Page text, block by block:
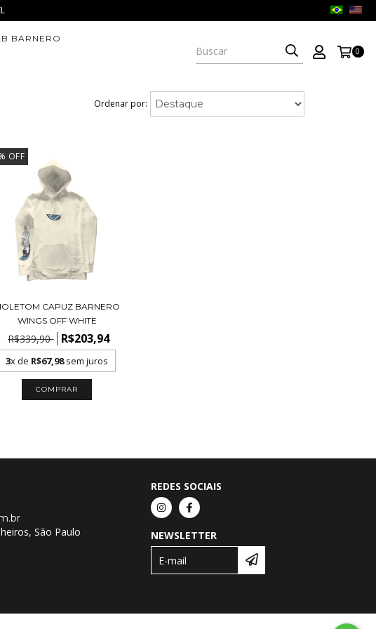
BARNERO
0
Ordenar por:
OFF
CAPUZ BARNERO
WINGS OFF WHITE
R$339,90 R$203,94
3x de R$67,98sem juros
COMPRAR
São Paulo
REDES SOCIAIS
NEWSLETTER